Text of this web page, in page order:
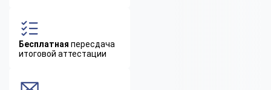
Бесплатная пересдача
итоговой аттестации